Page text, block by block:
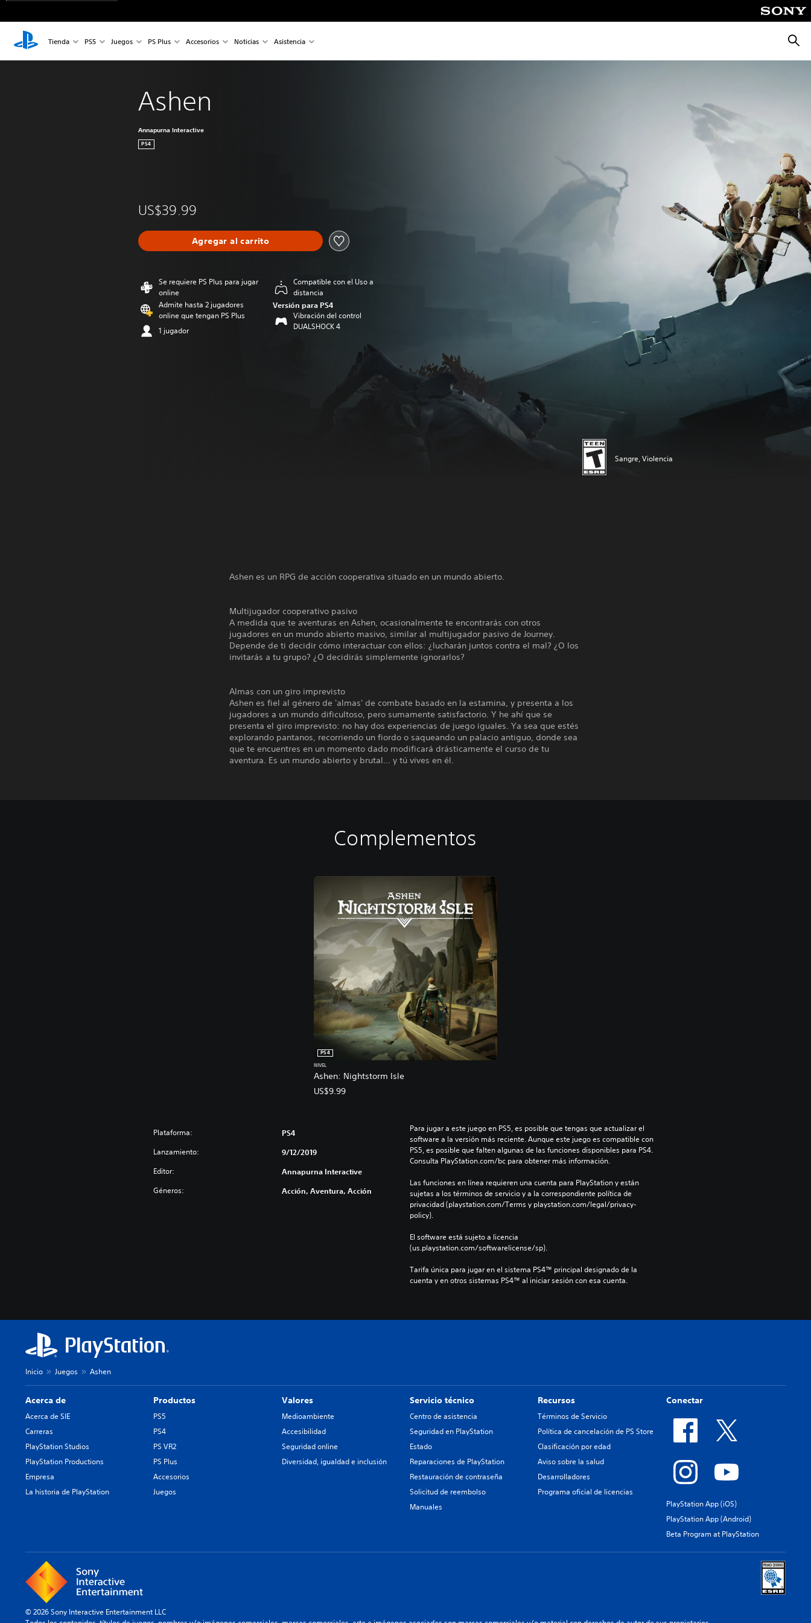
Tienda PS5 Juegos PS Plus Accesorios Noticias Asistencia
Ashen
Annapurna Interactive
PS4
US$39.99
Agregar al carrito
Se requiere PS Plus para jugar
online
Admite hasta 2 jugadores
online que tengan PS Plus
1 jugador
Compatible con el Uso a
distancia
Versión para PS4
Vibración del control
DUALSHOCK 4
Sangre, Violencia
Ashen es un RPG de acción cooperativa situado en un mundo abierto.
Multijugador cooperativo pasivo
A medida que te aventuras en Ashen, ocasionalmente te encontrarás con otros
jugadores en un mundo abierto masivo, similar al multijugador pasivo de Journey.
Depende de ti decidir cómo interactuar con ellos: ¿lucharán juntos contra el mal? ¿O los
invitarás a tu grupo? ¿O decidirás simplemente ignorarlos?
Almas con un giro imprevisto
Ashen es fiel al género de 'almas' de combate basado en la estamina, y presenta a los
jugadores a un mundo dificultoso, pero sumamente satisfactorio. Y he ahí que se
presenta el giro imprevisto: no hay dos experiencias de juego iguales. Ya sea que estés
explorando pantanos, recorriendo un fiordo o saqueando un palacio antiguo, donde sea
que te encuentres en un momento dado modificará drásticamente el curso de tu
aventura. Es un mundo abierto y brutal... y tú vives en él.
Complementos
Ashen: Nightstorm Isle
PS4
NIVEL
US$9.99
Plataforma: PS4
Lanzamiento: 9/12/2019
Editor: Annapurna Interactive
Géneros: Acción, Aventura, Acción
Para jugar a este juego en PS5, es posible que tengas que actualizar el
software a la versión más reciente. Aunque este juego es compatible con
PS5, es posible que falten algunas de las funciones disponibles para PS4.
Consulta PlayStation.com/bc para obtener más información.
Las funciones en línea requieren una cuenta para PlayStation y están
sujetas a los términos de servicio y a la correspondiente política de
privacidad (playstation.com/Terms y playstation.com/legal/privacy-
policy).
El software está sujeto a licencia
(us.playstation.com/softwarelicense/sp).
Tarifa única para jugar en el sistema PS4™ principal designado de la
cuenta y en otros sistemas PS4™ al iniciar sesión con esa cuenta.
Inicio Juegos Ashen
Acerca de
Acerca de SIE
Carreras
PlayStation Studios
PlayStation Productions
Empresa
La historia de PlayStation
Productos
PS5
PS4
PS VR2
PS Plus
Accesorios
Juegos
Valores
Medioambiente
Accesibilidad
Seguridad online
Diversidad, igualdad e inclusión
Servicio técnico
Centro de asistencia
Seguridad en PlayStation
Estado
Reparaciones de PlayStation
Restauración de contraseña
Solicitud de reembolso
Manuales
Recursos
Términos de Servicio
Política de cancelación de PS Store
Clasificación por edad
Aviso sobre la salud
Desarrolladores
Programa oficial de licencias
Conectar
PlayStation App (iOS)
PlayStation App (Android)
Beta Program at PlayStation
© 2026 Sony Interactive Entertainment LLC